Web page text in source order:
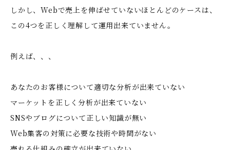
しかし、Webで売上を伸ばせていないほとんどのケースは、
この4つを正しく理解して運用出来ていません。
例えば、、、
あなたのお客様について適切な分析が出来ていない
マーケットを正しく分析が出来ていない
SNSやブログについて正しい知識が無い
Web集客の対策に必要な技術や時間がない